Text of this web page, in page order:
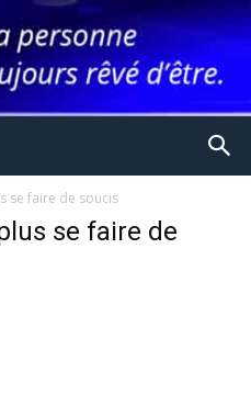
se faire de soucis
se faire de